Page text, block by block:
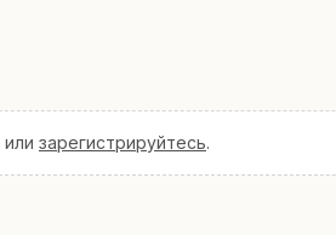
или зарегистрируйтесь.